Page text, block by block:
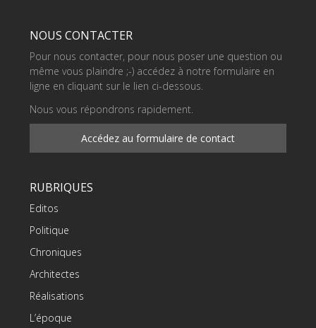
NOUS CONTACTER
Pour nous contacter, pour nous poser une question ou
même vous plaindre ;-) accédez à notre formulaire en
ligne en cliquant sur le lien ci-dessous.
Nous vous répondrons rapidement.
Accédez au formulaire de contact
RUBRIQUES
Editos
Politique
Chroniques
Architectes
Réalisations
L’époque